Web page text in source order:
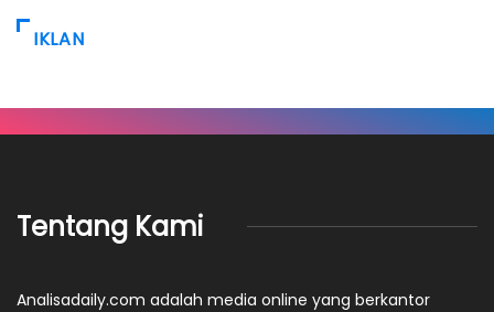
IKLAN
Tentang Kami
Analisadaily.com adalah media online yang berkantor